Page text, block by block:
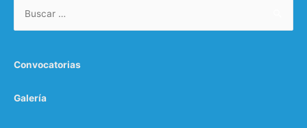
Convocatorias
Galería